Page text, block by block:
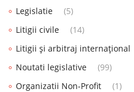
Legislatie
(5)
Litigii civile
(14)
Litigii și arbitraj internațional
Noutati legislative
(99)
Organizatii Non-Profit
(1)